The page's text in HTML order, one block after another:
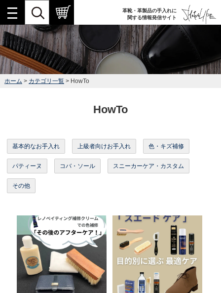
革靴・革製品の手入れに
関する情報発信サイト
ホーム > カテゴリ一覧> HowTo
HowTo
基本的なお手入れ 上級者向けお手入れ 色・キズ補修
パティーヌ コバ・ソール スニーカーケア・カスタム
その他